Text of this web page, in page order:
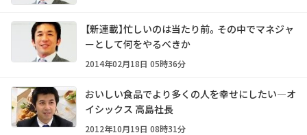
【新連載】忙しいのは当たり前。その中でマネジャ
ーとして何をやるべきか
2014年02月18日 05時36分
おいしい食品でより多くの人を幸せにしたい―オ
イシックス 高島社長
2012年10月19日 08時31分